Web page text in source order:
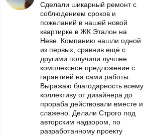
Сделали шикарный ремонт с
соблюдением сроков и
пожеланий в нашей новой
квартирке в ЖК Эталон на
Неве. Компанию нашли одной
из первых, сравнив ещё с
другими получили лучшее
комплексное предложение с
гарантией на сами работы.
Выражаю благодарность всему
коллективу от дизайнера до
прораба действовали вместе и
слажено. Делали Строго под
авторским надзором, по
разработанному проекту